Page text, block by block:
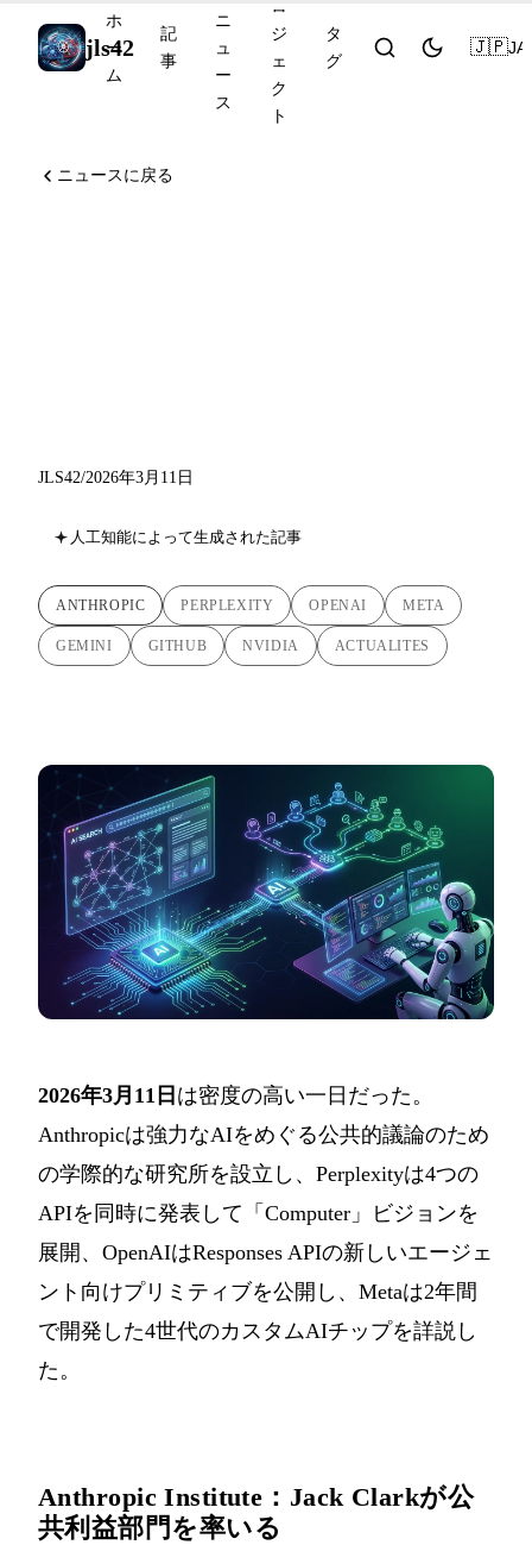
jls42
ホ
ー
ム
記
事
ニ
ュ
ー
ス
ロ
ジ
ェ
ク
ト
タ
グ
🇯🇵JA
ニュースに戻る
JLS42/2026年3月11日
人工知能によって生成された記事
ANTHROPIC PERPLEXITY OPENAI META
GEMINI GITHUB NVIDIA ACTUALITES
2026年3月11日 は密度の高い一日だった。
Anthropicは強力なAIをめぐる公共的議論のため
の学際的な研究所を設立し、Perplexityは4つの
APIを同時に発表して「Computer」ビジョンを
展開、OpenAIはResponses APIの新しいエージェ
ント向けプリミティブを公開し、Metaは2年間
で開発した4世代のカスタムAIチップを詳説し
た。
Anthropic Institute：Jack Clarkが公
共利益部門を率いる